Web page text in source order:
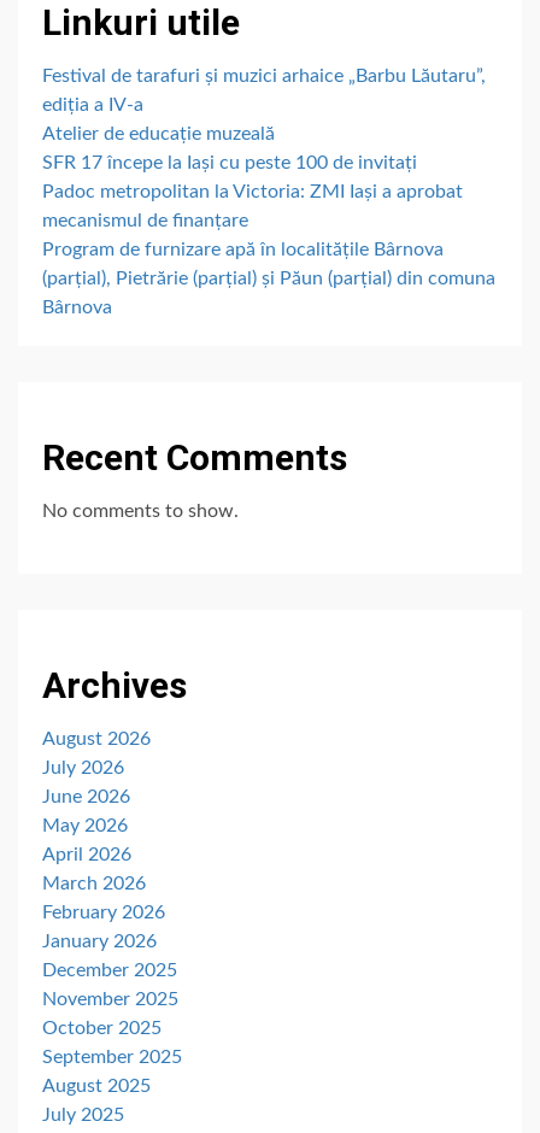
Linkuri utile
Festival de tarafuri și muzici arhaice „Barbu Lăutaru”,
ediția a IV-a
Atelier de educație muzeală
SFR 17 începe la Iași cu peste 100 de invitați
Padoc metropolitan la Victoria: ZMI Iași a aprobat
mecanismul de finanțare
Program de furnizare apă în localitățile Bârnova
(parțial), Pietrărie (parțial) și Păun (parțial) din comuna
Bârnova
Recent Comments
No comments to show.
Archives
August 2026
July 2026
June 2026
May 2026
April 2026
March 2026
February 2026
January 2026
December 2025
November 2025
October 2025
September 2025
August 2025
July 2025